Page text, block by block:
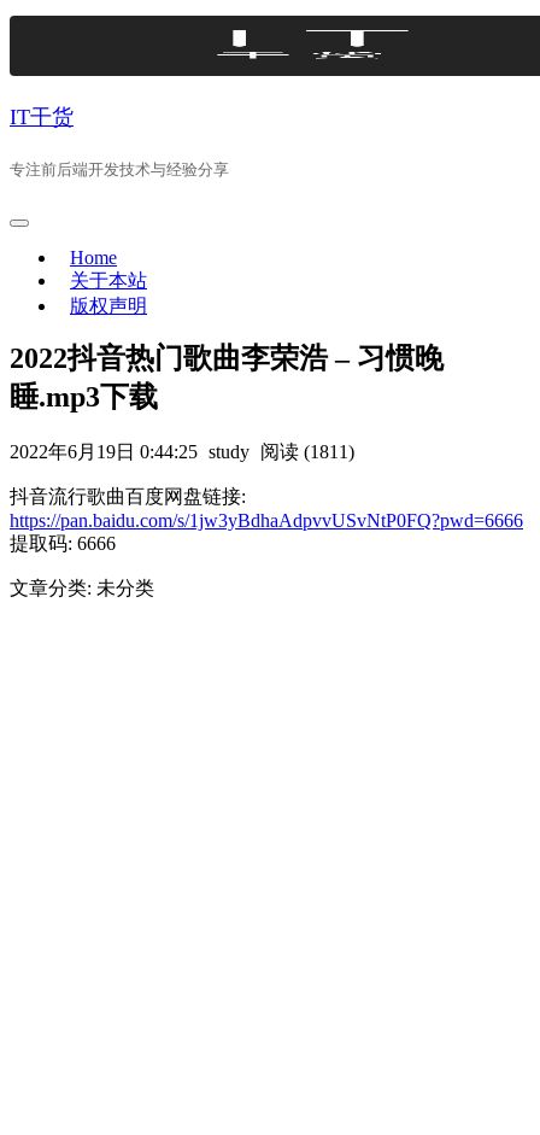
Skip
IT干货
专注前后端开发技术与经验分享
Home
关于本站
版权声明
2022抖音热门歌曲李荣浩 – 习惯晚
睡.mp3下载
2022年6月19日 0:44:25 study 阅读 (1811)
抖音流行歌曲百度网盘链接:
https://pan.baidu.com/s/1jw3yBdhaAdpvvUSvNtP0FQ?pwd=6666
提取码: 6666
文章分类: 未分类